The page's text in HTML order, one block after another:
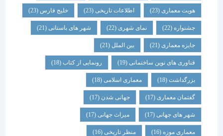
هویت معماری (23) اطلاعات تاریخی(23) خلیج فارس(23)
جشنواره(22) نمای شهری(22) شهر های باستانی (21)
جایزه معماری (21) بین الملل(21)
فناوری های نوین ساختمانی(19) رونمایی از کتاب (18)
بزرگداشت (18) معماری اسلامی(18)
گفتمان معماری (17) جهانی شدن(17)
شهر های جهانی(17) میراث جهانی(17)
معماری موزه(16) منظر تاریخی (16)